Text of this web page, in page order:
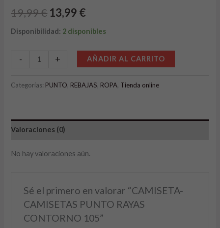
19,99€ 13,99 €
Disponibilidad: 2 disponibles
- + AÑADIR AL CARRITO
Categorías: PUNTO, REBAJAS, ROPA, Tienda online
Valoraciones (0)
No hay valoraciones aún.
Sé el primero en valorar “CAMISETA-
CAMISETAS PUNTO RAYAS
CONTORNO 105”